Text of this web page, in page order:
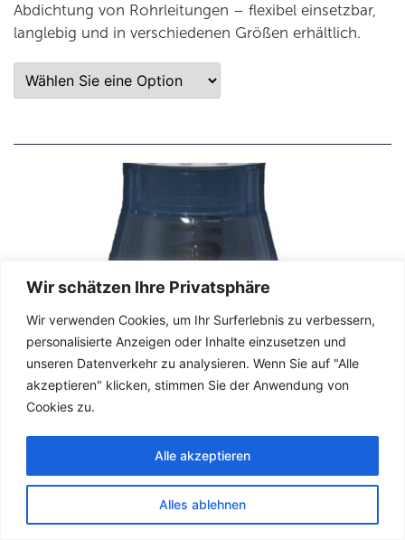
Wir schätzen Ihre Privatsphäre
Wir verwenden Cookies, um Ihr Surferlebnis zu verbessern,
personalisierte Anzeigen oder Inhalte einzusetzen und
unseren Datenverkehr zu analysieren. Wenn Sie auf "Alle
akzeptieren" klicken, stimmen Sie der Anwendung von
Cookies zu.
Alles ablehnen
Alle akzeptieren
Abdichtung von Rohrleitungen – flexibel einsetzbar,
langlebig und in verschiedenen Größen erhältlich.
TEICHBAU
RÜCKSCHLAGVENTIL
TRANSPARENT
English